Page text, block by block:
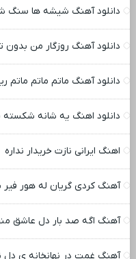
دانلود آهنگ شیشه ها سنگ
دانلود آهنگ روزگار من
دانلود آهنگ ماتم ماتم ماتم
دانلود اهنگ یه شانه شکسته
اهنگ ایرانی نازت خریدار نداره
آهنگ کردی گریان له هور فیر
آهنگ اگه صد بار دل عاشق
آهنگ غمت در نهانخانه ی دل